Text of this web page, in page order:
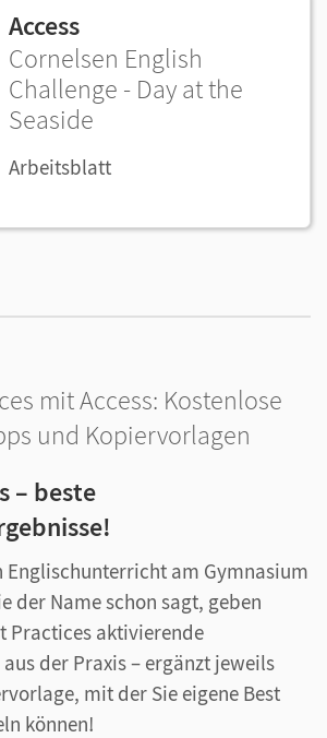
Access
Cornelsen English
Challenge - Day at the
Seaside
Arbeitsblatt
mit Access: Kostenlose
und Kopiervorlagen
– beste
Englischunterricht am Gymnasium
der Name schon sagt, geben
Practices aktivierende
der Praxis – ergänzt jeweils
mit der Sie eigene Best
können!